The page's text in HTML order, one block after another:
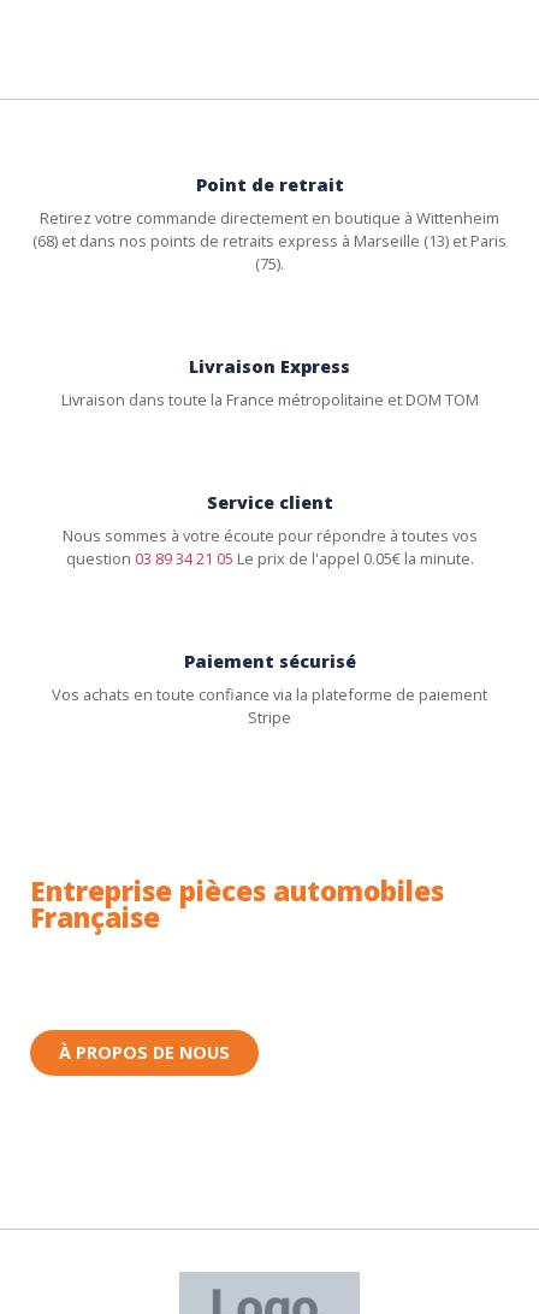
Point de retrait
Retirez votre commande directement en boutique à Wittenheim
(68) et dans nos points de retraits express à Marseille (13) et Paris
(75).
Livraison Express
Livraison dans toute la France métropolitaine et DOM TOM
Service client
Nous sommes à votre écoute pour répondre à toutes vos
question 03 89 34 21 05 Le prix de l'appel 0.05€ la minute.
Paiement sécurisé
Vos achats en toute confiance via la plateforme de paiement
Stripe
Entreprise pièces automobiles
Française
À PROPOS DE NOUS